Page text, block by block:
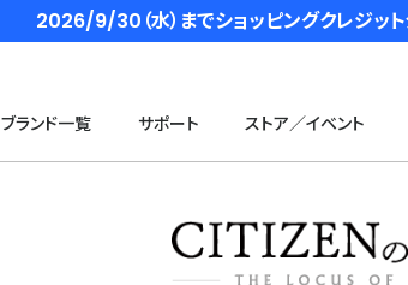
2026/9/30（水）までショッピングクレジッ
ブランド一覧 サポート ストア／イベント